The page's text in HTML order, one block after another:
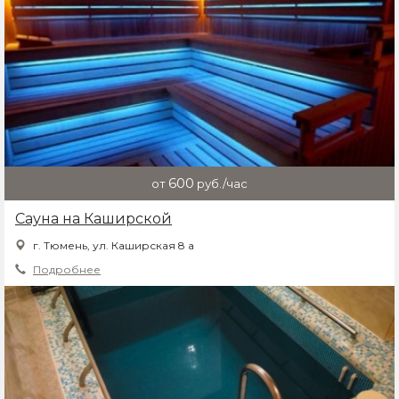
от 600 руб./час
Сауна на Каширской
г. Тюмень, ул. Каширская 8 а
Подробнее